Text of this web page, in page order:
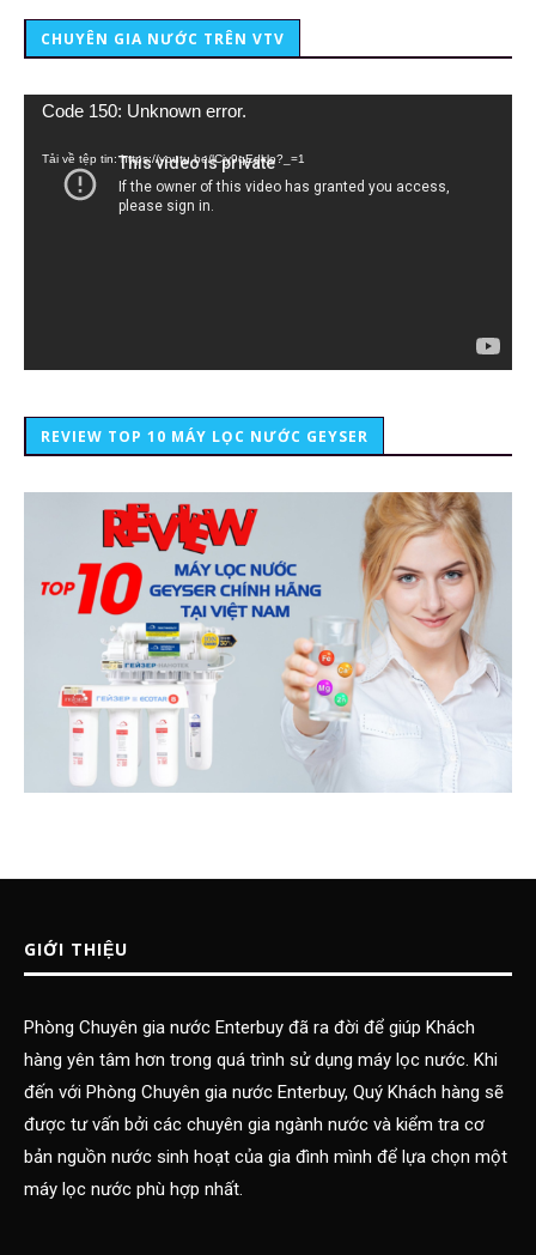
CHUYÊN GIA NƯỚC TRÊN VTV
Trình
Code 150: Unknown error.
Tải về tệp tin: https://youtu.be/lCiy9qEdklo?_=1
REVIEW TOP 10 MÁY LỌC NƯỚC GEYSER
GIỚI THIỆU
Phòng Chuyên gia nước Enterbuy đã ra đời để giúp Khách
hàng yên tâm hơn trong quá trình sử dụng máy lọc nước. Khi
đến với Phòng Chuyên gia nước Enterbuy, Quý Khách hàng sẽ
được tư vấn bởi các chuyên gia ngành nước và kiểm tra cơ
bản nguồn nước sinh hoạt của gia đình mình để lựa chọn một
máy lọc nước phù hợp nhất.